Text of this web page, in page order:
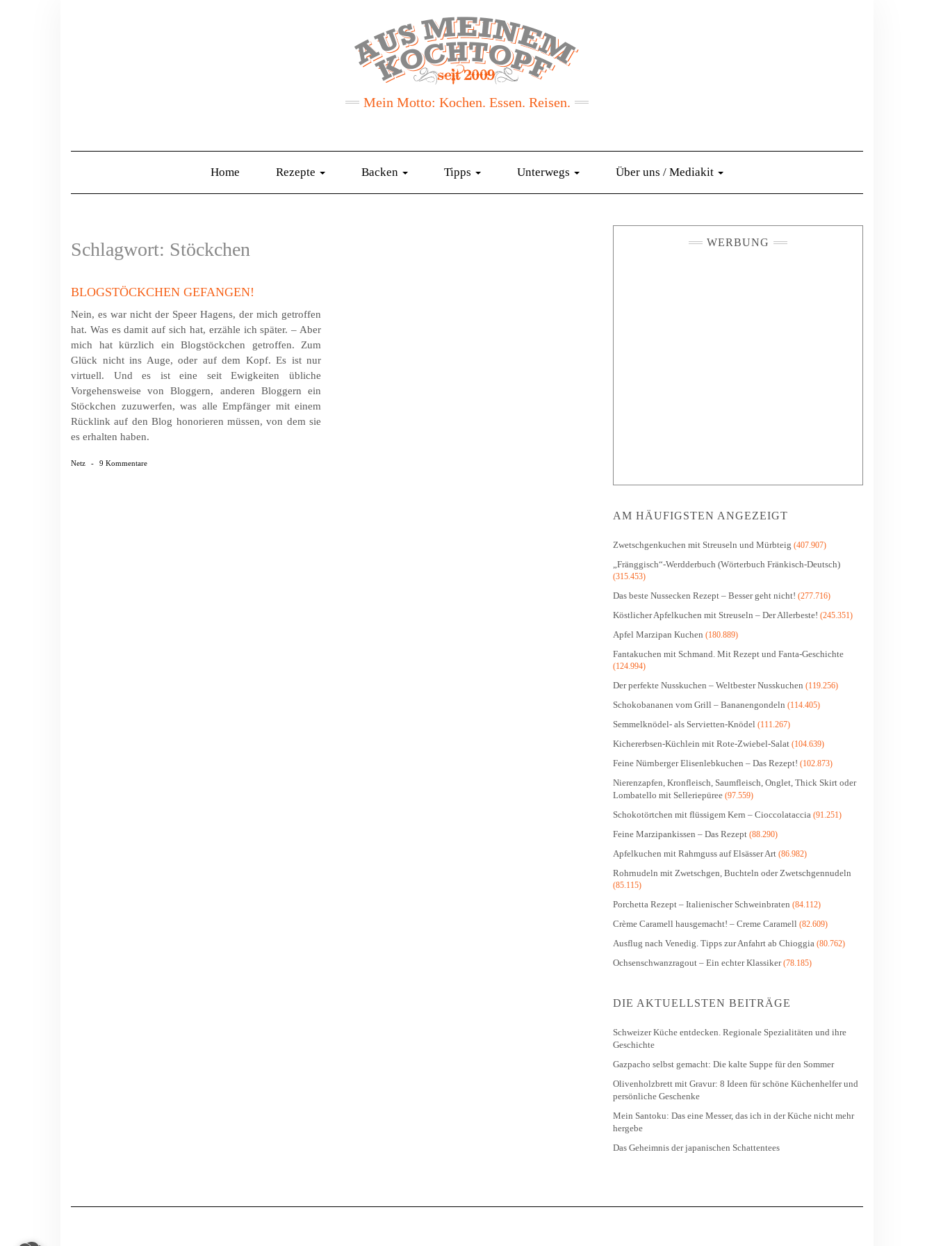
Mein Motto: Kochen. Essen. Reisen.
Home Rezepte Backen Tipps Unterwegs Über uns / Mediakit
Schlagwort: Stöckchen
BLOGSTÖCKCHEN GEFANGEN!
Nein, es war nicht der Speer Hagens, der mich getroffen
hat. Was es damit auf sich hat, erzähle ich später. – Aber
mich hat kürzlich ein Blogstöckchen getroffen. Zum
Glück nicht ins Auge, oder auf dem Kopf. Es ist nur
virtuell. Und es ist eine seit Ewigkeiten übliche
Vorgehensweise von Bloggern, anderen Bloggern ein
Stöckchen zuzuwerfen, was alle Empfänger mit einem
Rücklink auf den Blog honorieren müssen, von dem sie
es erhalten haben.
Netz - 9 Kommentare
WERBUNG
AM HÄUFIGSTEN ANGEZEIGT
Zwetschgenkuchen mit Streuseln und Mürbteig (407.907)
„Fränggisch“-Werdderbuch (Wörterbuch Fränkisch-Deutsch)
(315.453)
Das beste Nussecken Rezept – Besser geht nicht! (277.716)
Köstlicher Apfelkuchen mit Streuseln – Der Allerbeste! (245.351)
Apfel Marzipan Kuchen (180.889)
Fantakuchen mit Schmand. Mit Rezept und Fanta-Geschichte
(124.994)
Der perfekte Nusskuchen – Weltbester Nusskuchen (119.256)
Schokobananen vom Grill – Bananengondeln (114.405)
Semmelknödel- als Servietten-Knödel (111.267)
Kichererbsen-Küchlein mit Rote-Zwiebel-Salat (104.639)
Feine Nürnberger Elisenlebkuchen – Das Rezept! (102.873)
Nierenzapfen, Kronfleisch, Saumfleisch, Onglet, Thick Skirt oder
Lombatello mit Selleriepüree (97.559)
Schokotörtchen mit flüssigem Kern – Cioccolataccia (91.251)
Feine Marzipankissen – Das Rezept (88.290)
Apfelkuchen mit Rahmguss auf Elsässer Art (86.982)
Rohrnudeln mit Zwetschgen, Buchteln oder Zwetschgennudeln
(85.115)
Porchetta Rezept – Italienischer Schweinbraten (84.112)
Crème Caramell hausgemacht! – Creme Caramell (82.609)
Ausflug nach Venedig. Tipps zur Anfahrt ab Chioggia (80.762)
Ochsenschwanzragout – Ein echter Klassiker(78.185)
DIE AKTUELLSTEN BEITRÄGE
Schweizer Küche entdecken. Regionale Spezialitäten und ihre
Geschichte
Gazpacho selbst gemacht: Die kalte Suppe für den Sommer
Olivenholzbrett mit Gravur: 8 Ideen für schöne Küchenhelfer und
persönliche Geschenke
Mein Santoku: Das eine Messer, das ich in der Küche nicht mehr
hergebe
Das Geheimnis der japanischen Schattentees